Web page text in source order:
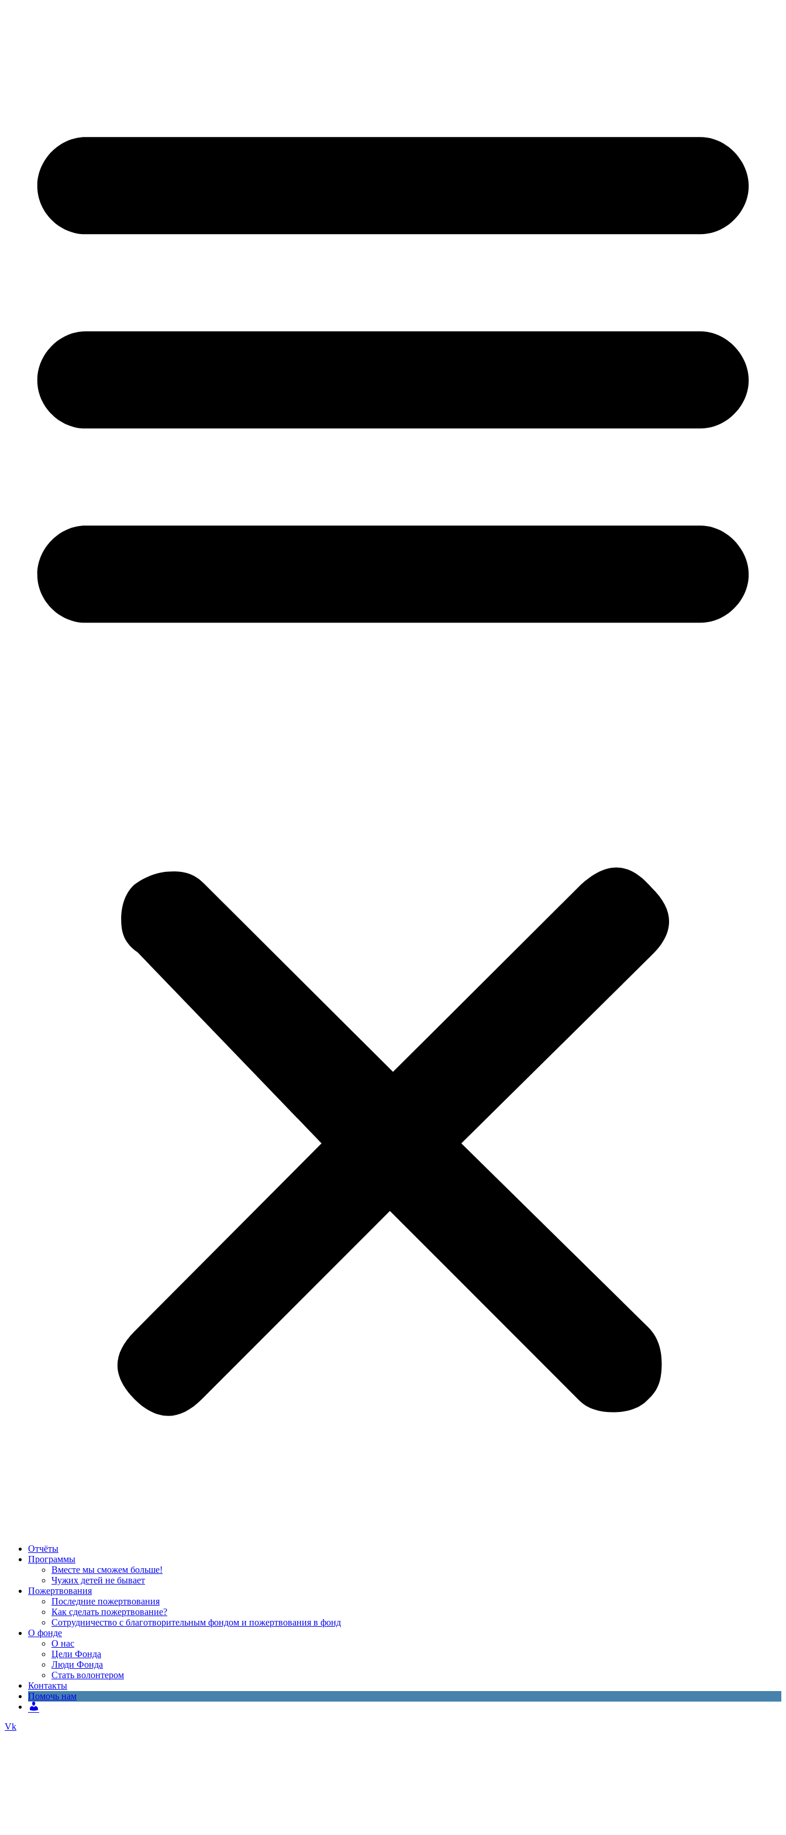
Отчё­ты
Про­грам­мы
Вме­сте мы смо­жем боль­ше!
Чужих детей не быва­ет
Пожерт­во­ва­ния
Послед­ние пожерт­во­ва­ния
Как сде­лать пожерт­во­ва­ние?
Сотруд­ни­че­ство с бла­го­тво­ри­тель­ным фон­дом и пожерт­во­ва­ния в фонд
О фон­де
О нас
Цели Фон­да
Люди Фон­да
Стать волон­те­ром
Кон­так­ты
Помочь нам
Vk